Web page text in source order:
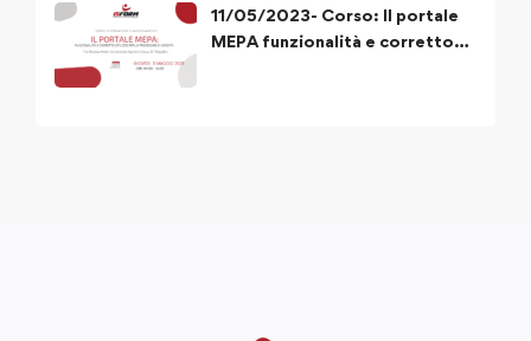
11/05/2023- Corso: Il portale
MEPA funzionalità e corretto